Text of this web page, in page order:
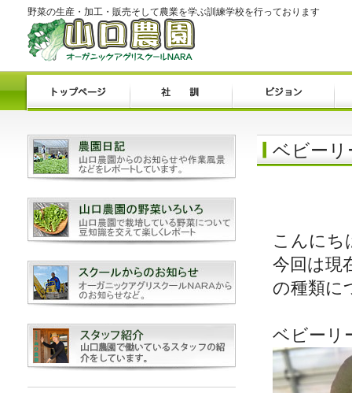
野菜の生産・加工・販売そして農業を学ぶ訓練学校を行っております
ベビー
こんに
今回は現
の種類に
ベビーリ